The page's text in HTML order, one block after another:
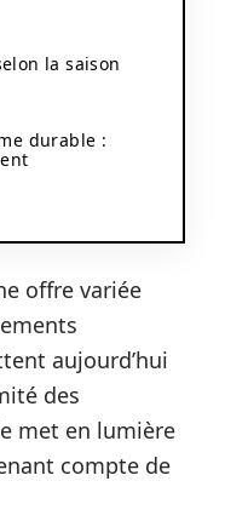
la saison
durable :
offre variée
aujourd’hui
des
met en lumière
compte de